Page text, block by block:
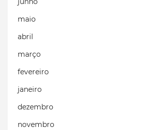
maio
abril
março
fevereiro
janeiro
dezembro
novembro